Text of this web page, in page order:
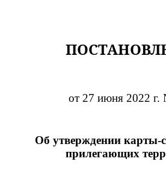
от 27 июня 2022
Об утверждении карты-
прилегающих